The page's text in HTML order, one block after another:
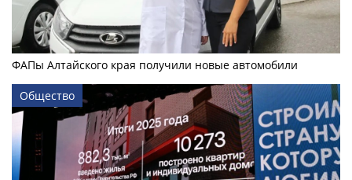
ФАПы Алтайского края получили новые автомобили
Общество